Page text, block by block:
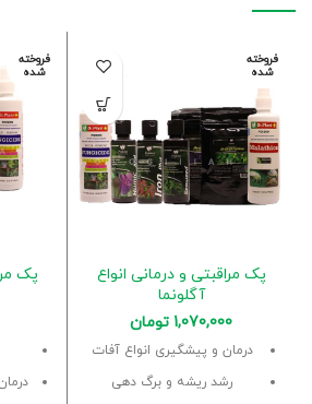
فروخته
شده
پک مراقبتی و درمانی انواع
آگلونما
1,070,000 تومان
درمان و پیشگیری انواع آفات
رشد ریشه و برگ دهی
فروخته
شده
پک